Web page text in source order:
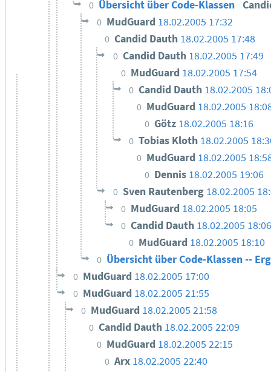
0 Übersicht über Code-Klassen
0 MudGuard 18.02.2005 17:32
0 Candid Dauth 18.02.2005 17:48
0 Candid Dauth 18.02.2005 17:49
0 MudGuard 18.02.2005 17:54
0 Candid Dauth 18.02.2005
0 MudGuard 18.02.2005
0 Götz 18.02.2005 18:16
0 Tobias Kloth 18.02.2005
0 MudGuard 18.02.2005
0 Dennis 18.02.2005 19:06
0 Sven Rautenberg 18.02.2005
0 MudGuard 18.02.2005 18:05
0 Candid Dauth 18.02.2005 18:06
0 MudGuard 18.02.2005 18:10
0 Übersicht über Code-Klassen --
0 MudGuard 18.02.2005 17:00
0 MudGuard 18.02.2005 21:55
0 MudGuard 18.02.2005 21:58
0 Candid Dauth 18.02.2005 22:09
0 MudGuard 18.02.2005 22:15
0 Arx 18.02.2005 22:40